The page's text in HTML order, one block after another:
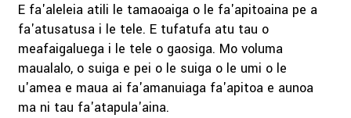
E fa'aleleia atili le tamaoaiga o le fa'apitoaina pe a
fa'atusatusa i le tele. E tufatufa atu tau o
meafaigaluega i le tele o gaosiga. Mo voluma
maualalo, o suiga e pei o le suiga o le umi o le
u'amea e maua ai fa'amanuiaga fa'apitoa e aunoa
ma ni tau fa'atapula'aina.